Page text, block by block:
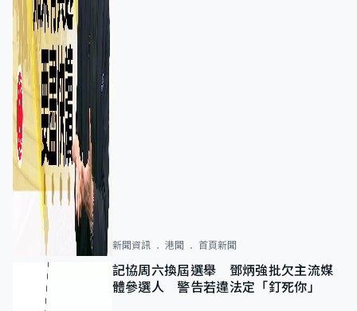
新聞資訊 港聞 首頁新聞
記協周六換屆選舉 鄧炳強批欠主流媒
體參選人 警告若違法定「釘死你」